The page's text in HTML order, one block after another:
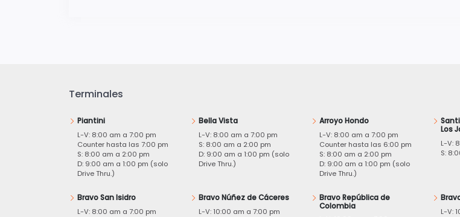
Terminales
Piantini
L-V: 8:00 am a 7:00 pm
Counter hasta las 7:00 pm
S: 8:00 am a 2:00 pm
D: 9:00 am a 1:00 pm (solo
Drive Thru.)
Bella Vista
L-V: 8:00 am a 7:00 pm
S: 8:00 am a 2:00 pm
D: 9:00 am a 1:00 pm (solo
Drive Thru.)
Arroyo Hondo
L-V: 8:00 am a 7:00 pm
Counter hasta las 6:00 pm
S: 8:00 am a 2:00 pm
D: 9:00 am a 1:00 pm (solo
Drive Thru.)
Los
L-V:
S:
Bravo San Isidro
L-V: 8:00 am a 7:00 pm
Bravo Núñez de Cáceres
L-V: 10:00 am a 7:00 pm
Bravo República de
Colombia
L-V: